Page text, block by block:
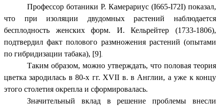
Профессор ботаники Р. Камерариус (I665-I72I) показал,
что при изоляции двудомных растений наблюдается
бесплодность женских форм. И. Кельрейтер (1733-1806),
подтвердил факт полового размножения растений (опытами
по гибридизации табака), [9].
Таким образом, можно утверждать, что половая теория
цветка зародилась в 80-х гг. XVII в. в Англии, а уже к концу
этого столетия окрепла и сформировалась.
Значительный вклад в решение проблемы внесли